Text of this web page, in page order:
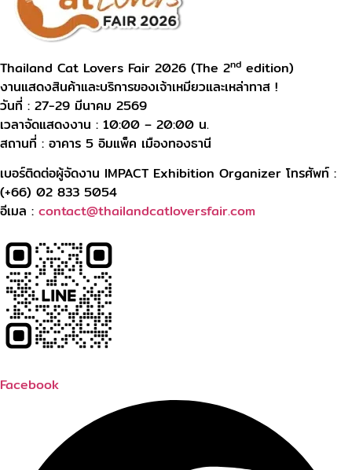
Thailand Cat Lovers Fair 2026 (The 2nd edition)
งานแสดงสินค้าและบริการของเจ้าเหมียวและเหล่าทาส !
วันที่ : 27-29 มีนาคม 2569
เวลาจัดแสดงงาน : 10:00 – 20:00 น.
สถานที่ : อาคาร 5 อิมแพ็ค เมืองทองธานี
เบอร์ติดต่อผู้จัดงาน IMPACT Exhibition Organizer โทรศัพท์ :
(+66) 02 833 5054
อีเมล : contact@thailandcatloversfair.com
Facebook